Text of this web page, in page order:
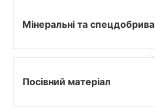
Мінеральні та спецдобрива
Посівний матеріал